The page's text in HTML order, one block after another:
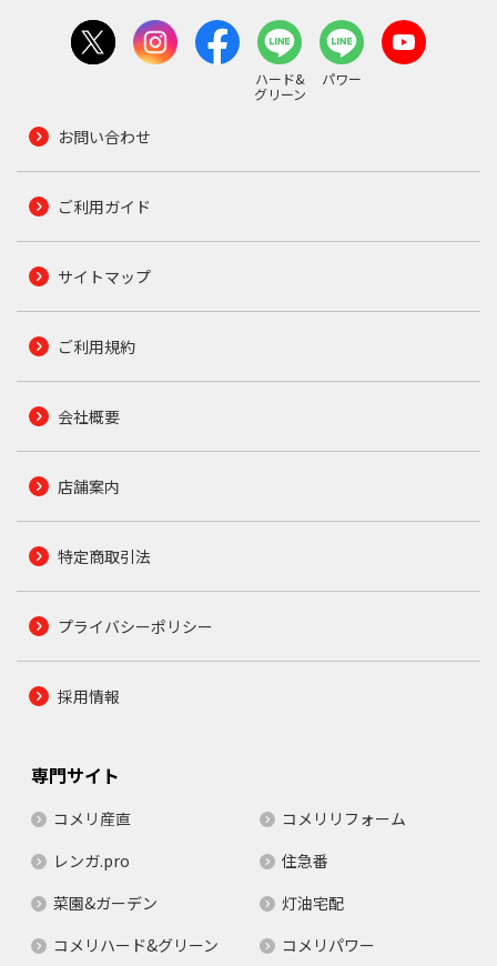
ハード&
グリーン
パワー
お問い合わせ
ご利用ガイド
サイトマップ
ご利用規約
会社概要
店舗案内
特定商取引法
プライバシーポリシー
採用情報
専門サイト
コメリ産直
コメリリフォーム
レンガ.pro
住急番
菜園&ガーデン
灯油宅配
コメリハード&グリーン
コメリパワー